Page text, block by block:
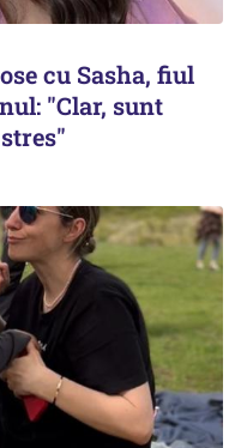
cu Sasha, fiul
"Clar, sunt